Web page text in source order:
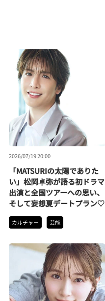
2026/07/19 20:00
「MATSURIの太陽でありた
い」松岡卓弥が語る初ドラマ
出演と全国ツアーへの思い、
そして妄想夏デートプラン♡
カルチャー 芸能